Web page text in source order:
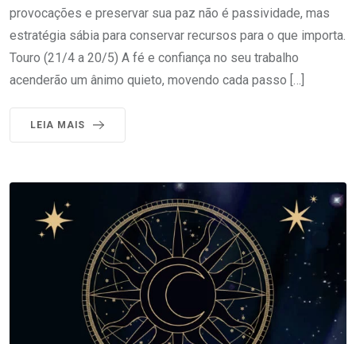
provocações e preservar sua paz não é passividade, mas
estratégia sábia para conservar recursos para o que importa.
Touro (21/4 a 20/5) A fé e confiança no seu trabalho
acenderão um ânimo quieto, movendo cada passo […]
LEIA MAIS